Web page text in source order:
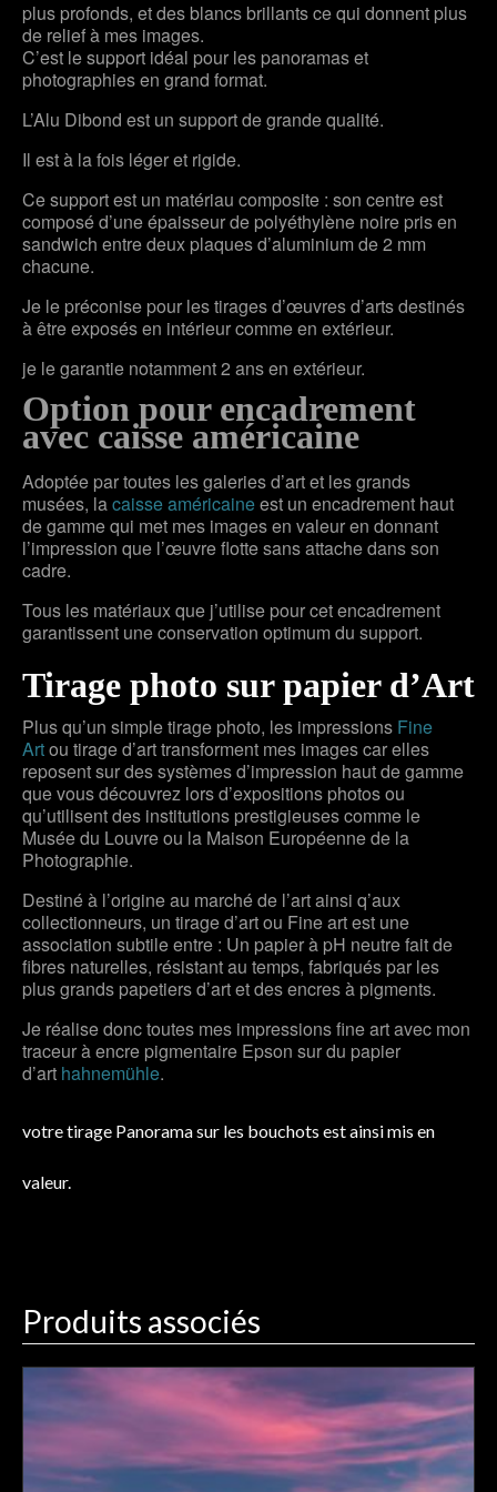
plus profonds, et des blancs brillants ce qui donnent plus
de relief à mes images.
C’est le support idéal pour les panoramas et
photographies en grand format.
L’Alu Dibond est un support de grande qualité.
Il est à la fois léger et rigide.
Ce support est un matériau composite : son centre est
composé d’une épaisseur de polyéthylène noire pris en
sandwich entre deux plaques d’aluminium de 2 mm
chacune.
Je le préconise pour les tirages d’œuvres d’arts destinés
à être exposés en intérieur comme en extérieur.
je le garantie notamment 2 ans en extérieur.
Option pour encadrement
avec caisse américaine
Adoptée par toutes les galeries d’art et les grands
musées, lacaisse américaineest un encadrement haut
de gamme qui met mes images en valeur en donnant
l’impression que l’œuvre flotte sans attache dans son
cadre.
Tous les matériaux que j’utilise pour cet encadrement
garantissent une conservation optimum du support.
Tirage photo sur papier d’Art
Plus qu’un simple tirage photo, les impressions Fine
Artou tirage d’art transforment mes images car elles
reposent sur des systèmes d’impression haut de gamme
que vous découvrez lors d’expositions photos ou
qu’utilisent des institutions prestigieuses comme le
Musée du Louvre ou la Maison Européenne de la
Photographie.
Destiné à l’origine au marché de l’art ainsi q’aux
collectionneurs, un tirage d’art ou Fine art est une
association subtile entre : Un papier à pH neutre fait de
fibres naturelles, résistant au temps, fabriqués par les
plus grands papetiers d’art et des encres à pigments.
Je réalise donc toutes mes impressions fine art avec mon
traceur à encre pigmentaire Epson sur du papier
d’art hahnemühle.
votre tirage Panorama sur les bouchots est ainsi mis en
valeur.
Produits associés